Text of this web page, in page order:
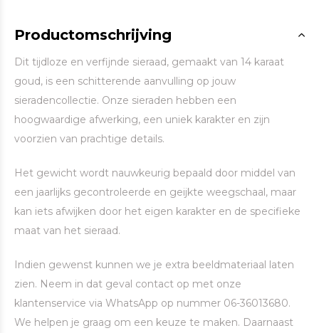
Productomschrijving
Dit tijdloze en verfijnde sieraad, gemaakt van 14 karaat
goud, is een schitterende aanvulling op jouw
sieradencollectie. Onze sieraden hebben een
hoogwaardige afwerking, een uniek karakter en zijn
voorzien van prachtige details.
Het gewicht wordt nauwkeurig bepaald door middel van
een jaarlijks gecontroleerde en geijkte weegschaal, maar
kan iets afwijken door het eigen karakter en de specifieke
maat van het sieraad.
Indien gewenst kunnen we je extra beeldmateriaal laten
zien. Neem in dat geval contact op met onze
klantenservice via WhatsApp op nummer 06-36013680.
We helpen je graag om een keuze te maken. Daarnaast